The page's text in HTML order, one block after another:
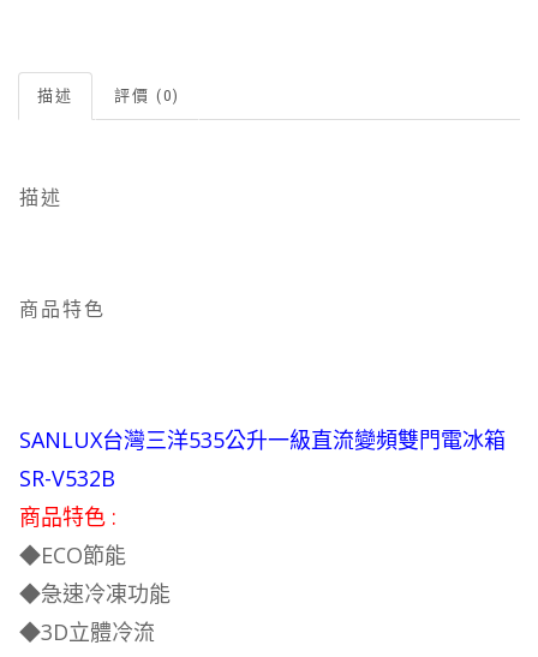
描述 評價 (0)
描述
商品特色
SANLUX台灣三洋535公升一級直流變頻雙門電冰箱
SR-V532B
商品特色 :
◆ECO節能
◆急速冷凍功能
◆3D立體冷流